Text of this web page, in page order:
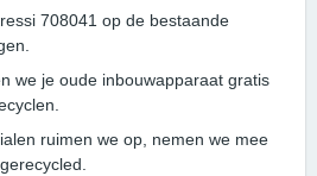
708041 op de bestaande
we je oude inbouwapparaat gratis
ruimen we op, nemen we mee